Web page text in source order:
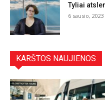
Tyliai
6 sausio, 2023
KARŠTOS NAUJIENOS